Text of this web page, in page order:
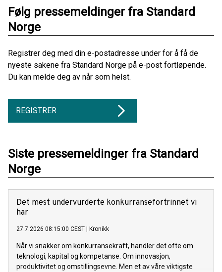
Følg pressemeldinger fra Standard
Norge
Registrer deg med din e-postadresse under for å få de
nyeste sakene fra Standard Norge på e-post fortløpende.
Du kan melde deg av når som helst.
REGISTRER
Siste pressemeldinger fra Standard
Norge
Det mest undervurderte konkurransefortrinnet vi
har
27.7.2026 08:15:00 CEST | Kronikk
Når vi snakker om konkurransekraft, handler det ofte om
teknologi, kapital og kompetanse. Om innovasjon,
produktivitet og omstillingsevne. Men et av våre viktigste